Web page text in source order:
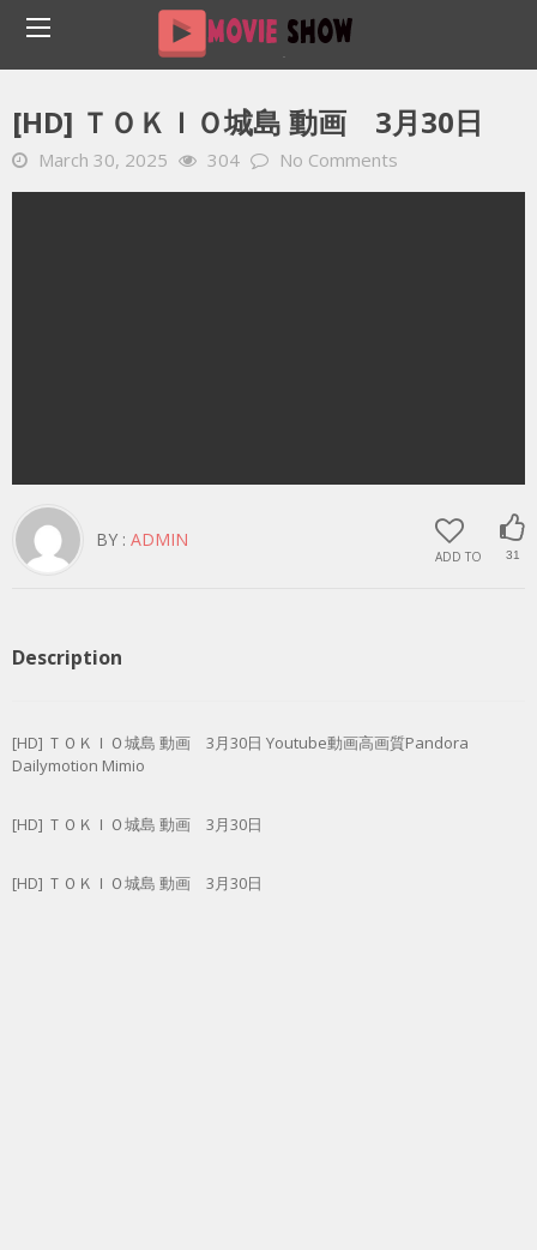
Home
YOUTUBE 動画 毎日
[HD] ＴＯＫＩＯ城島 動画 3月30日
[HD] ＴＯＫＩＯ城島 動画 3月30日
March 30, 2025 304 No Comments
ADD TO 31
BY : ADMIN
Description
[HD] ＴＯＫＩＯ城島 動画 3月30日 Youtube動画高画質Pandora
Dailymotion Mimio
[HD] ＴＯＫＩＯ城島 動画 3月30日
[HD] ＴＯＫＩＯ城島 動画 3月30日